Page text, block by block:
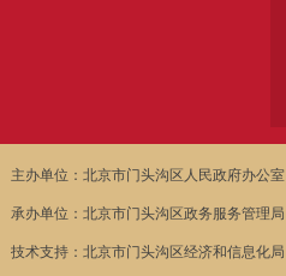
主办单位：北京市门头沟区人民政府办公室
承办单位：北京市门头沟区政务服务管理局
技术支持：北京市门头沟区经济和信息化局